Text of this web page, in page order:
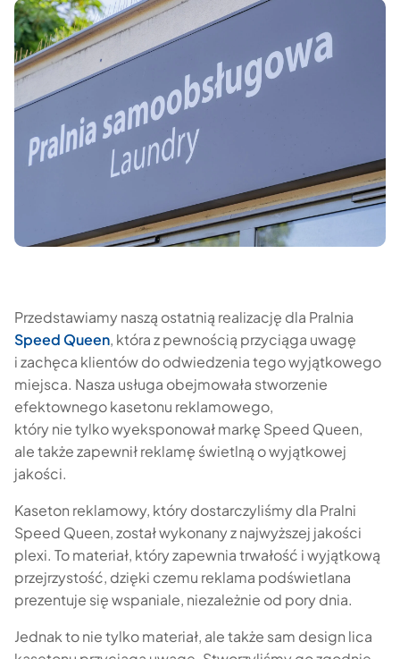
Przedstawiamy naszą ostatnią realizację dla Pralnia
Speed Queen, która z pewnością przyciąga uwagę
i zachęca klientów do odwiedzenia tego wyjątkowego
miejsca. Nasza usługa obejmowała stworzenie
efektownego kasetonu reklamowego,
który nie tylko wyeksponował markę Speed Queen,
ale także zapewnił reklamę świetlną o wyjątkowej
jakości.
Kaseton reklamowy, który dostarczyliśmy dla Pralni
Speed Queen, został wykonany z najwyższej jakości
plexi. To materiał, który zapewnia trwałość i wyjątkową
przejrzystość, dzięki czemu reklama podświetlana
prezentuje się wspaniale, niezależnie od pory dnia.
Jednak to nie tylko materiał, ale także sam design lica